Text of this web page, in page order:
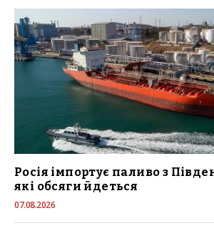
Росія імпортує паливо з
які обсяги йдеться
07.08.2026